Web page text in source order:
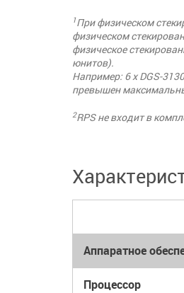
1При физическом
физическом
физическое
юнитов).
Например: 6 x DGS-
превышен
2RPS не входит в
Аппаратное
Процессор